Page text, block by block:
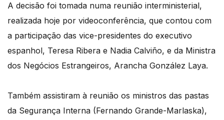
A decisão foi tomada numa reunião interministerial,
realizada hoje por videoconferência, que contou com
a participação das vice-presidentes do executivo
espanhol, Teresa Ribera e Nadia Calviño, e da Ministra
dos Negócios Estrangeiros, Arancha González Laya.
Também assistiram à reunião os ministros das pastas
da Segurança Interna (Fernando Grande-Marlaska),